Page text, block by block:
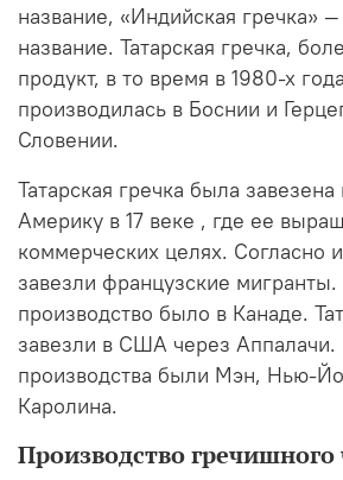
название, «Индийская гречка»
название. Татарская гречка,
продукт, в то время в 1980-х
производилась в Боснии и
Словении.
Татарская гречка была
Америку в 17 веке , где ее
коммерческих целях. Согласно
завезли французские мигранты.
производство было в Канаде.
завезли в США через
производства были Мэн, Нью-
Каролина.
Производство гречишного